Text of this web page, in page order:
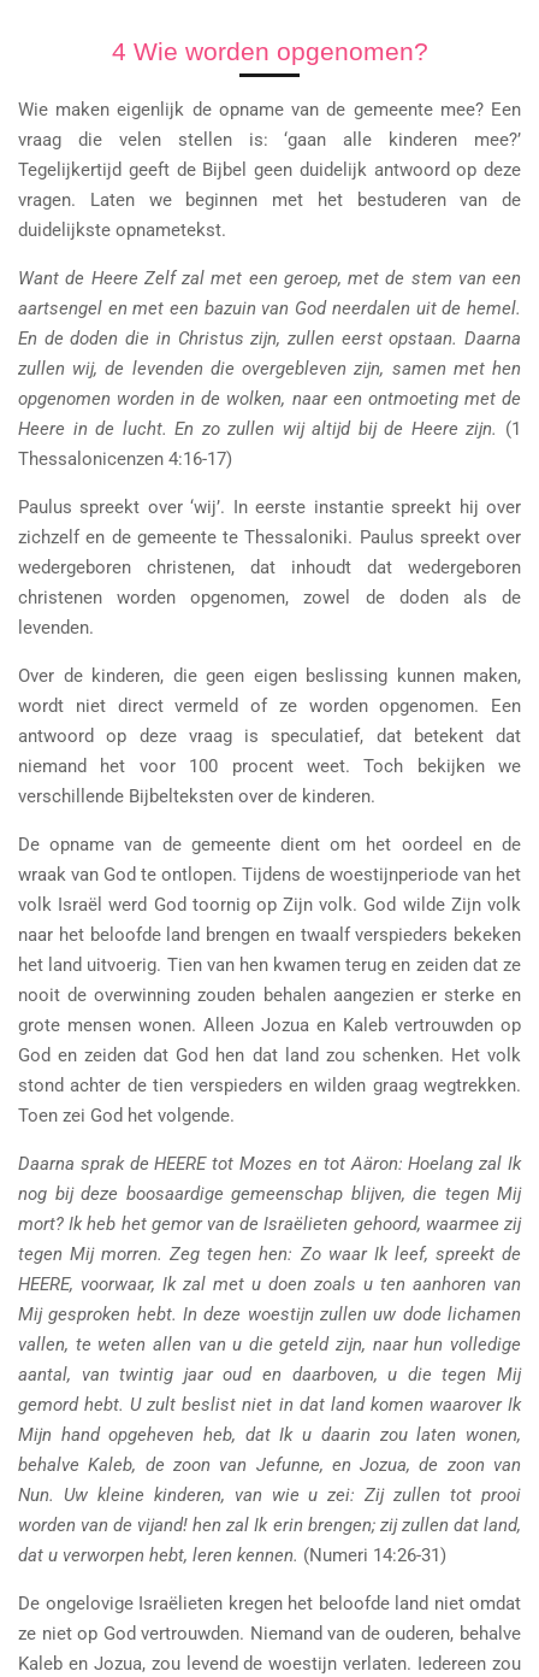
4 Wie worden opgenomen?
Wie maken eigenlijk de opname van de gemeente mee? Een
vraag die velen stellen is: ‘gaan alle kinderen mee?’
Tegelijkertijd geeft de Bijbel geen duidelijk antwoord op deze
vragen. Laten we beginnen met het bestuderen van de
duidelijkste opnametekst.
Want de Heere Zelf zal met een geroep, met de stem van een
aartsengel en met een bazuin van God neerdalen uit de hemel.
En de doden die in Christus zijn, zullen eerst opstaan. Daarna
zullen wij, de levenden die overgebleven zijn, samen met hen
opgenomen worden in de wolken, naar een ontmoeting met de
Heere in de lucht. En zo zullen wij altijd bij de Heere zijn. (1
Thessalonicenzen 4:16-17)
Paulus spreekt over ‘wij’. In eerste instantie spreekt hij over
zichzelf en de gemeente te Thessaloniki. Paulus spreekt over
wedergeboren christenen, dat inhoudt dat wedergeboren
christenen worden opgenomen, zowel de doden als de
levenden.
Over de kinderen, die geen eigen beslissing kunnen maken,
wordt niet direct vermeld of ze worden opgenomen. Een
antwoord op deze vraag is speculatief, dat betekent dat
niemand het voor 100 procent weet. Toch bekijken we
verschillende Bijbelteksten over de kinderen.
De opname van de gemeente dient om het oordeel en de
wraak van God te ontlopen. Tijdens de woestijnperiode van het
volk Israël werd God toornig op Zijn volk. God wilde Zijn volk
naar het beloofde land brengen en twaalf verspieders bekeken
het land uitvoerig. Tien van hen kwamen terug en zeiden dat ze
nooit de overwinning zouden behalen aangezien er sterke en
grote mensen wonen. Alleen Jozua en Kaleb vertrouwden op
God en zeiden dat God hen dat land zou schenken. Het volk
stond achter de tien verspieders en wilden graag wegtrekken.
Toen zei God het volgende.
Daarna sprak de HEERE tot Mozes en tot Aäron: Hoelang zal Ik
nog bij deze boosaardige gemeenschap blijven, die tegen Mij
mort? Ik heb het gemor van de Israëlieten gehoord, waarmee zij
tegen Mij morren. Zeg tegen hen: Zo waar Ik leef, spreekt de
HEERE, voorwaar, Ik zal met u doen zoals u ten aanhoren van
Mij gesproken hebt. In deze woestijn zullen uw dode lichamen
vallen, te weten allen van u die geteld zijn, naar hun volledige
aantal, van twintig jaar oud en daarboven, u die tegen Mij
gemord hebt. U zult beslist niet in dat land komen waarover Ik
Mijn hand opgeheven heb, dat Ik u daarin zou laten wonen,
behalve Kaleb, de zoon van Jefunne, en Jozua, de zoon van
Nun. Uw kleine kinderen, van wie u zei: Zij zullen tot prooi
worden van de vijand! hen zal Ik erin brengen; zij zullen dat land,
dat u verworpen hebt, leren kennen. (Numeri 14:26-31)
De ongelovige Israëlieten kregen het beloofde land niet omdat
ze niet op God vertrouwden. Niemand van de ouderen, behalve
Kaleb en Jozua, zou levend de woestijn verlaten. Iedereen zou